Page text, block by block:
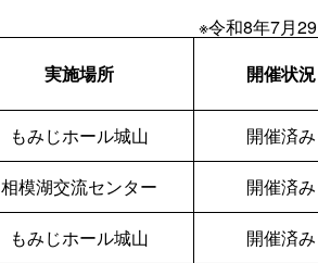
※令和8年7月
実施場所 開催状況
もみじホール城山 開催済み
相模湖交流センター 開催済み
もみじホール城山 開催済み